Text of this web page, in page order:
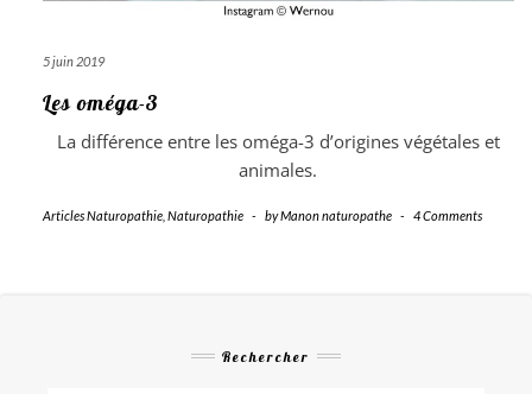
5 juin 2019
Les oméga-3
La différence entre les oméga-3 d’origines végétales et
animales.
Articles Naturopathie, Naturopathie - byManon naturopathe - 4 Comments
Rechercher